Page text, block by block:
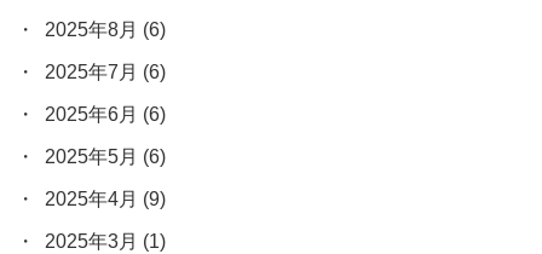
2025年8月 (6)
2025年7月 (6)
2025年6月 (6)
2025年5月 (6)
2025年4月 (9)
2025年3月 (1)